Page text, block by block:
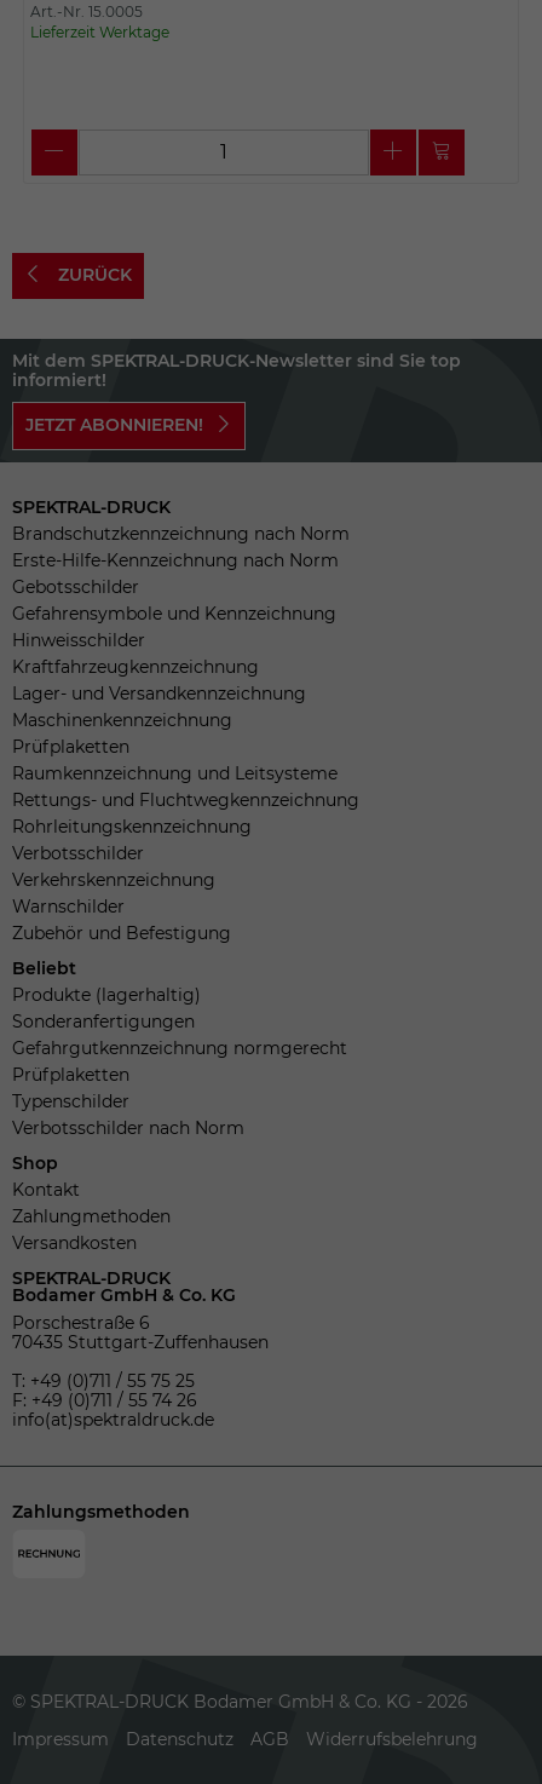
Art.-Nr. 15.0005
Lieferzeit Werktage
ZURÜCK
Mit dem SPEKTRAL-DRUCK-Newsletter sind Sie top
informiert!
JETZT ABONNIEREN!
SPEKTRAL-DRUCK
Brandschutzkennzeichnung nach Norm
Erste-Hilfe-Kennzeichnung nach Norm
Gebotsschilder
Gefahrensymbole und Kennzeichnung
Hinweisschilder
Kraftfahrzeugkennzeichnung
Lager- und Versandkennzeichnung
Maschinenkennzeichnung
Prüfplaketten
Raumkennzeichnung und Leitsysteme
Rettungs- und Fluchtwegkennzeichnung
Rohrleitungskennzeichnung
Verbotsschilder
Verkehrskennzeichnung
Warnschilder
Zubehör und Befestigung
Beliebt
Produkte (lagerhaltig)
Sonderanfertigungen
Gefahrgutkennzeichnung normgerecht
Prüfplaketten
Typenschilder
Verbotsschilder nach Norm
Shop
Kontakt
Zahlungmethoden
Versandkosten
SPEKTRAL-DRUCK
Bodamer GmbH & Co. KG
Porschestraße 6
70435 Stuttgart-Zuffenhausen
T: +49 (0)711 / 55 75 25
F: +49 (0)711 / 55 74 26
info(at)spektraldruck.de
Zahlungsmethoden
© SPEKTRAL-DRUCK Bodamer GmbH & Co. KG - 2026
Impressum
Datenschutz AGB Widerrufsbelehrung